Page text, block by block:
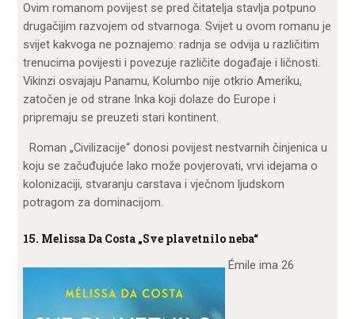
Ovim romanom povijest se pred čitatelja stavlja potpuno
drugačijim razvojem od stvarnoga. Svijet u ovom romanu je
svijet kakvoga ne poznajemo: radnja se odvija u različitim
trenucima povijesti i povezuje različite događaje i ličnosti.
Vikinzi osvajaju Panamu, Kolumbo nije otkrio Ameriku,
zatočen je od strane Inka koji dolaze do Europe i
pripremaju se preuzeti stari kontinent.
Roman „Civilizacije“ donosi povijest nestvarnih činjenica u
koju se začuđujuće lako može povjerovati, vrvi idejama o
kolonizaciji, stvaranju carstava i vječnom ljudskom
potragom za dominacijom.
15. Melissa Da Costa „Sve plavetnilo neba“
Émile ima 26